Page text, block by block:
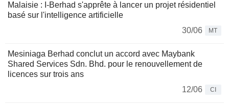
Malaisie : I-Berhad s'apprête à lancer un projet résidentiel
basé sur l'intelligence artificielle
30/06
MT
Mesiniaga Berhad conclut un accord avec Maybank
Shared Services Sdn. Bhd. pour le renouvellement de
licences sur trois ans
12/06
CI